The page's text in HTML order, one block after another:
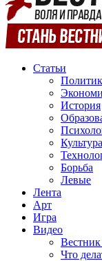
Статьи
История
Культура
Борьба
Левые
Лента
Арт
Игра
Видео
Что